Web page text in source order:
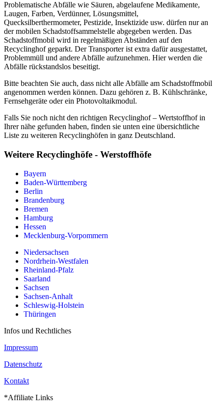
Problematische Abfälle wie Säuren, abgelaufene Medikamente,
Laugen, Farben, Verdünner, Lösungsmittel,
Quecksilberthermometer, Pestizide, Insektizide usw. dürfen nur an
der mobilen Schadstoffsammelstelle abgegeben werden. Das
Schadstoffmobil wird in regelmäßigen Abständen auf den
Recyclinghof geparkt. Der Transporter ist extra dafür ausgestattet,
Problemmüll und andere Abfälle aufzunehmen. Hier werden die
Abfälle rückstandslos beseitigt.
Bitte beachten Sie auch, dass nicht alle Abfälle am Schadstoffmobil
angenommen werden können. Dazu gehören z. B. Kühlschränke,
Fernsehgeräte oder ein Photovoltaikmodul.
Falls Sie noch nicht den richtigen Recyclinghof – Wertstoffhof in
Ihrer nähe gefunden haben, finden sie unten eine übersichtliche
Liste zu weiteren Recyclinghöfen in ganz Deutschland.
Weitere Recyclinghöfe - Werstoffhöfe
Bayern
Baden-Württemberg
Berlin
Brandenburg
Bremen
Hamburg
Hessen
Mecklenburg-Vorpommern
Niedersachsen
Nordrhein-Westfalen
Rheinland-Pfalz
Saarland
Sachsen
Sachsen-Anhalt
Schleswig-Holstein
Thüringen
Infos und Rechtliches
Impressum
Datenschutz
Kontakt
*Affiliate Links